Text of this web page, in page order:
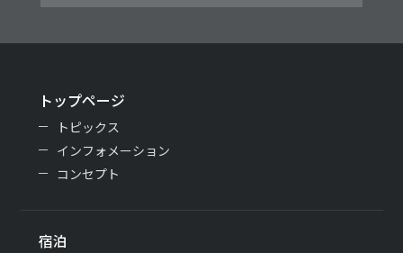
トップページ
トピックス
インフォメーション
コンセプト
宿泊